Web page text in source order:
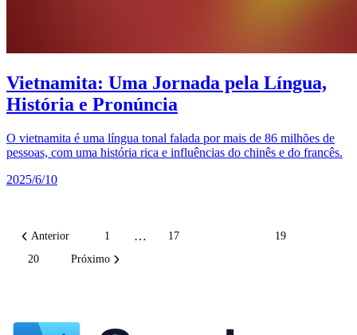
Vietnamita: Uma Jornada pela Língua,
História e Pronúncia
O vietnamita é uma língua tonal falada por mais de 86 milhões de
pessoas, com uma história rica e influências do chinês e do francês.
2025/6/10
Anterior 1 … 17
19
20
Próximo